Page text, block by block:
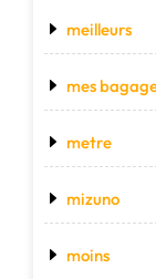
meilleurs
mes
metre
mizuno
moins